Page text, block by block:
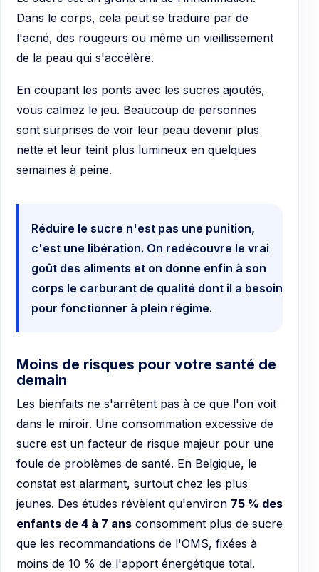
Dans le corps, cela peut se traduire par de
l'acné, des rougeurs ou même un vieillissement
de la peau qui s'accélère.
En coupant les ponts avec les sucres ajoutés,
vous calmez le jeu. Beaucoup de personnes
sont surprises de voir leur peau devenir plus
nette et leur teint plus lumineux en quelques
semaines à peine.
Réduire le sucre n'est pas une punition,
c'est une libération. On redécouvre le vrai
goût des aliments et on donne enfin à son
corps le carburant de qualité dont il a besoin
pour fonctionner à plein régime.
Moins de risques pour votre santé de
demain
Les bienfaits ne s'arrêtent pas à ce que l'on voit
dans le miroir. Une consommation excessive de
sucre est un facteur de risque majeur pour une
foule de problèmes de santé. En Belgique, le
constat est alarmant, surtout chez les plus
jeunes. Des études révèlent qu'environ 75 % des
enfants de 4 à 7 ans consomment plus de sucre
que les recommandations de l'OMS, fixées à
moins de 10 % de l'apport énergétique total.